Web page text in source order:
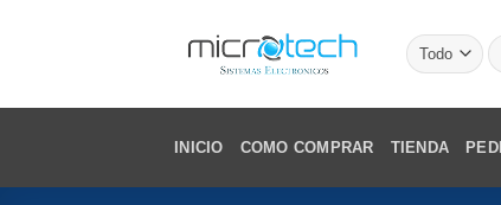
INICIO COMO COMPRAR TIENDA